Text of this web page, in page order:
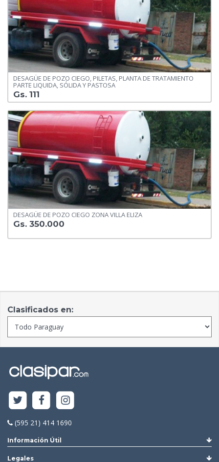
DESAGÜE DE POZO CIEGO, PILETAS, PLANTA DE TRATAMIENTO
PARTE LIQUIDA, SÓLIDA Y PASTOSA
Gs. 111
DESAGÜE DE POZO CIEGO ZONA VILLA ELIZA
Gs. 350.000
Clasificados en:
(595 21) 414 1690
Información Útil
Legales